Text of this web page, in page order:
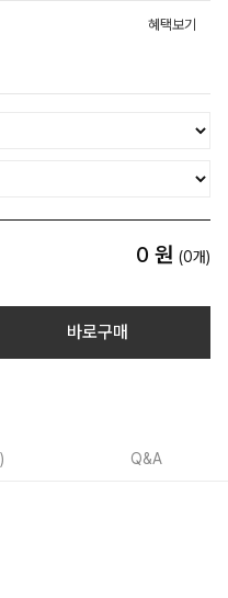
혜택보기
0 원 (0개)
바로구매
) Q&A